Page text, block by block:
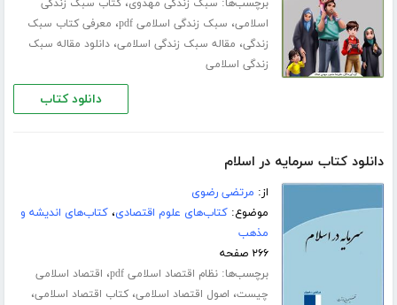
برچسب‌ها: سبک زندگی مهدوی،کتاب سبک زندگی
اسلامی، سبک زندگی اسلامی pdf ، معرفی کتاب سبک
زندگی، مقاله سبک زندگی اسلامی،دانلود مقاله سبک
زندگی اسلامی
دانلود کتاب
دانلود کتاب سرمایه در اسلام
از: مرتضی رضوی
موضوع:کتاب‌های علوم اقتصادی،کتاب‌های اندیشه و
مذهب
۲۶۶ صفحه
برچسب‌ها:نظام اقتصاد اسلامی pdf ، اقتصاد اسلامی
چیست، اصول اقتصاد اسلامی،کتاب اقتصاد اسلامی،